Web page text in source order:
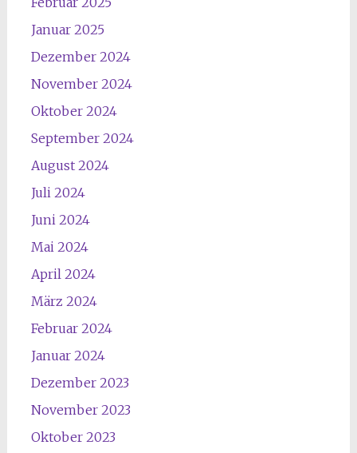
Januar 2025
Dezember 2024
November 2024
Oktober 2024
September 2024
August 2024
Juli 2024
Juni 2024
Mai 2024
April 2024
März 2024
Februar 2024
Januar 2024
Dezember 2023
November 2023
Oktober 2023